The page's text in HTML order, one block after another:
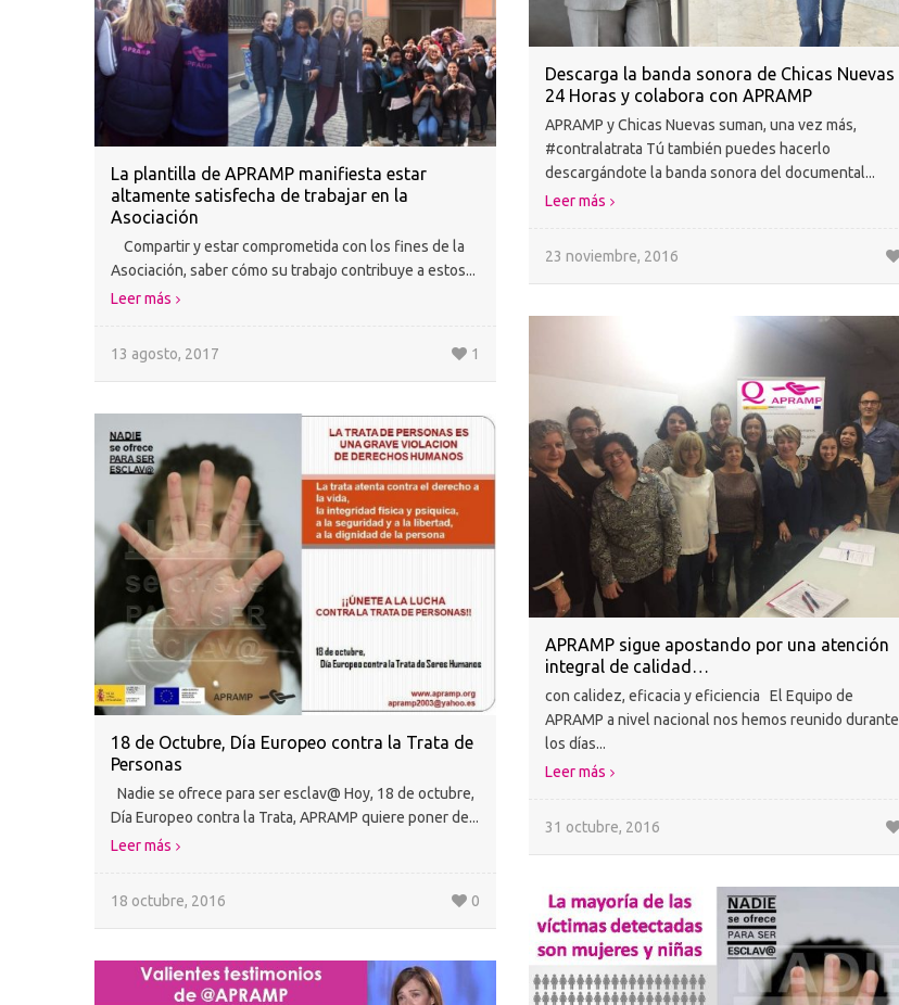
La plantilla de APRAMP manifiesta estar
altamente satisfecha de trabajar en la
Asociación
Compartir y estar comprometida con los fines de la
Asociación, saber cómo su trabajo contribuye a estos...
Leer más
13 agosto, 2017 1
Descarga la banda sonora de Chicas Nuevas
24 Horas y colabora con APRAMP
APRAMP y Chicas Nuevas suman, una vez más,
#contralatrata Tú también puedes hacerlo
descargándote la banda sonora del documental...
Leer más
23 noviembre, 2016
APRAMP sigue apostando por una atención
integral de calidad…
con calidez, eficacia y eficiencia El Equipo de
APRAMP a nivel nacional nos hemos reunido durante
los días...
Leer más
31 octubre, 2016
18 de Octubre, Día Europeo contra la Trata de
Personas
Nadie se ofrece para ser esclav@ Hoy, 18 de octubre,
Día Europeo contra la Trata, APRAMP quiere poner de...
Leer más
18 octubre, 2016 0